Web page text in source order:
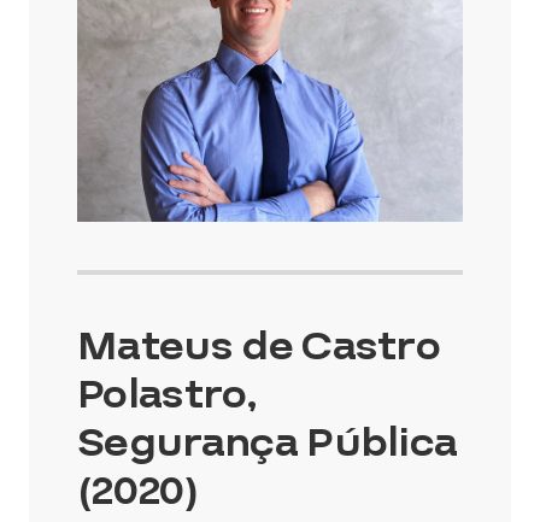
Mateus de Castro
Polastro,
Segurança Pública
(2020)